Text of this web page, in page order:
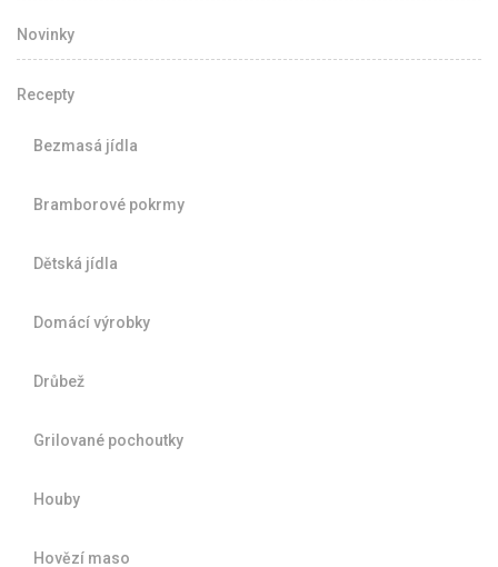
Novinky
Recepty
Bezmasá jídla
Bramborové pokrmy
Dětská jídla
Domácí výrobky
Drůbež
Grilované pochoutky
Houby
Hovězí maso